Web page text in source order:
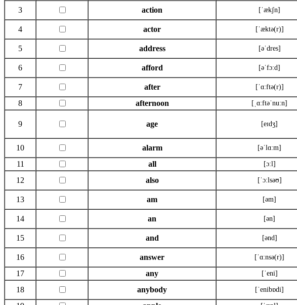
3
action [ˈækʃn]
4 actor [ˈæktə(r)]
5 address [əˈdres]
6 afford [əˈfɔ:d]
7 after [ˈɑ:ftə(r)]
8
afternoon [ˌɑ:ftəˈnu:n]
9 age [eɪdʒ]
10 alarm [əˈlɑ:m]
11
all [ɔ:l]
12
also [ˈɔ:lsəʊ]
13 am [əm]
14 an [ən]
15 and [ənd]
16 answer [ˈɑ:nsə(r)]
17
any [ˈeni]
18
anybody [ˈenibɒdi]